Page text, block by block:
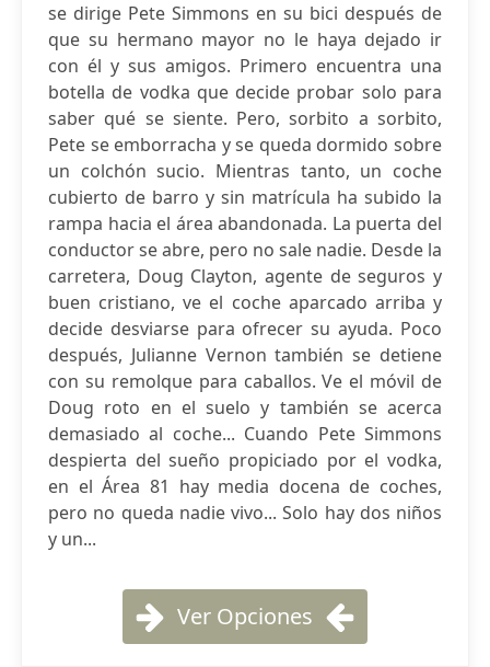
se dirige Pete Simmons en su bici después de
que su hermano mayor no le haya dejado ir
con él y sus amigos. Primero encuentra una
botella de vodka que decide probar solo para
saber qué se siente. Pero, sorbito a sorbito,
Pete se emborracha y se queda dormido sobre
un colchón sucio. Mientras tanto, un coche
cubierto de barro y sin matrícula ha subido la
rampa hacia el área abandonada. La puerta del
conductor se abre, pero no sale nadie. Desde la
carretera, Doug Clayton, agente de seguros y
buen cristiano, ve el coche aparcado arriba y
decide desviarse para ofrecer su ayuda. Poco
después, Julianne Vernon también se detiene
con su remolque para caballos. Ve el móvil de
Doug roto en el suelo y también se acerca
demasiado al coche... Cuando Pete Simmons
despierta del sueño propiciado por el vodka,
en el Área 81 hay media docena de coches,
pero no queda nadie vivo... Solo hay dos niños
y un...
Ver Opciones